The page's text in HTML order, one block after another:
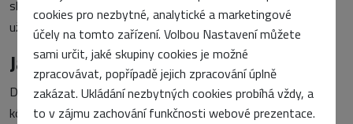
cookies pro nezbytné, analytické a marketingové
účely na tomto zařízení. Volbou Nastavení můžete
sami určit, jaké skupiny cookies je možné
zpracovávat, popřípadě jejich zpracování úplně
zakázat. Ukládání nezbytných cookies probíhá vždy, a
to v zájmu zachování funkčnosti webové prezentace.
skutečná úzká místa a zajistí rychlou a konzistentní
uživatelskou zkušenost.
Jak pomáhá kvalitní infrastruktura
Dodržení latency budgetu není jen otázkou dobře napsaného
kódu. Významnou roli hraje také infrastruktura – výkon